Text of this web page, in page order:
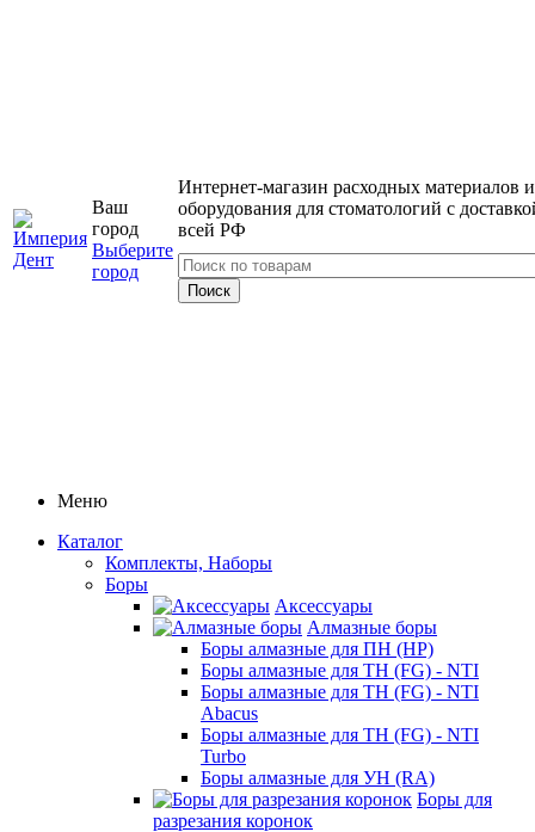
Ваш
город
Выберите
город
Интернет-магазин расходных материалов и
оборудования для стоматологий с
всей РФ
Меню
Каталог
Комплекты, Наборы
Боры
Аксессуары
Алмазные боры
Боры алмазные для ПН (HP)
Боры алмазные для ТН (FG) - NTI
Боры алмазные для ТН (FG) - NTI
Abacus
Боры алмазные для ТН (FG) - NTI
Turbo
Боры алмазные для УН (RA)
Боры для
разрезания коронок